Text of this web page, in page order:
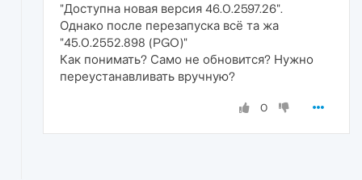
"Доступна новая версия 46.0.2597.26".
Однако после перезапуска всё та жа
"45.0.2552.898 (PGO)"
Как понимать? Само не обновится? Нужно
переустанавливать вручную?
0